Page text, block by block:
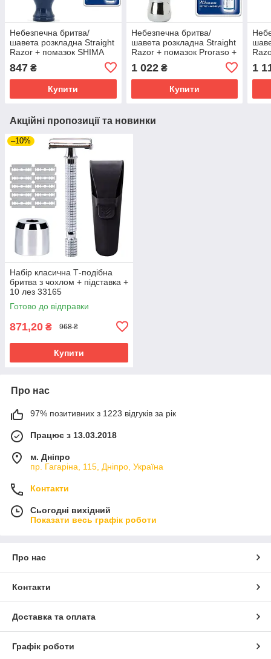
Небезпечна бритва/
шавета розкладна Straight
Razor + помазок SHIMA
олівець Wilkinson Sword
After Shave Stick
847 ₴
Купити
Небезпечна бритва/
шавета розкладна Straight
Razor + помазок Proraso +
Wilkinson Sword After
Shave Stick
1 022₴
Купити
1
Акційні пропозиції та новинки
–10%
Набір класична Т-подібна
бритва з чохлом + підставка +
10 лез 33165
Готово до відправки
871,20 ₴ 968 ₴
Купити
Про нас
97% позитивних з 1223 відгуків за рік
Працює з 13.03.2018
м. Дніпро
пр. Гагаріна, 115, Дніпро, Україна
Контакти
Сьогодні вихідний
Показати весь графік роботи
Про нас
Контакти
Доставка та оплата
Графік роботи